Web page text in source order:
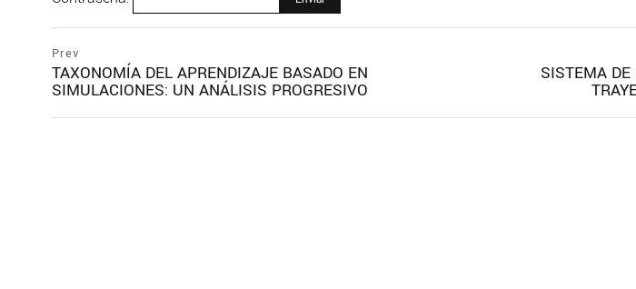
Prev
TAXONOMÍA DEL APRENDIZAJE BASADO EN
SIMULACIONES: UN ANÁLISIS PROGRESIVO
SISTEMA DE